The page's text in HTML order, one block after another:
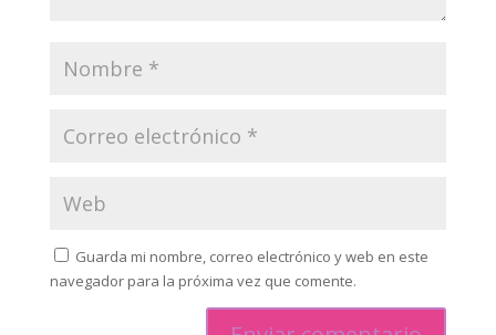
Guarda mi nombre, correo electrónico y web en este
navegador para la próxima vez que comente.